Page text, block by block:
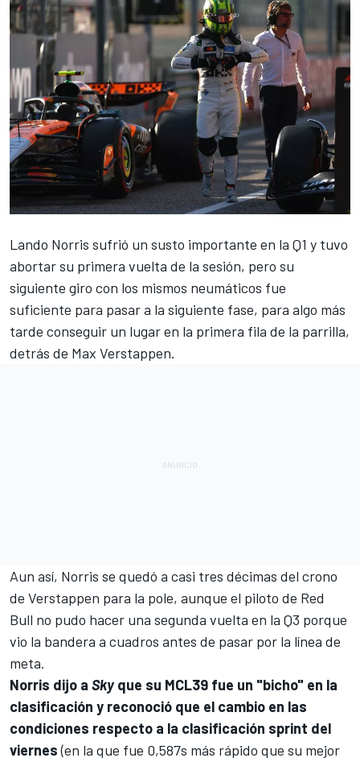
Lando Norris sufrió un susto importante en la Q1 y tuvo
abortar su primera vuelta de la sesión, pero su
siguiente giro con los mismos neumáticos fue
suficiente para pasar a la siguiente fase, para algo más
tarde conseguir un lugar en la primera fila de la parrilla,
detrás de Max Verstappen.
Aun así, Norris se quedó a casi tres décimas del crono
de Verstappen para la pole, aunque el piloto de Red
Bull no pudo hacer una segunda vuelta en la Q3 porque
vio la bandera a cuadros antes de pasar por la línea de
meta.
Norris dijo a Skyque su MCL39 fue un "bicho" en la
clasificación y reconoció que el cambio en las
condiciones respecto a la clasificación sprint del
viernes(en la que fue 0,587s más rápido que su mejor